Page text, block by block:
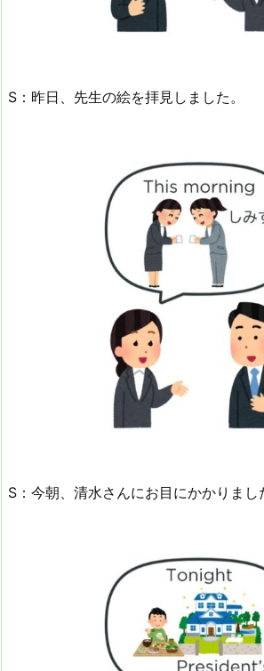
S：昨日、先生の絵を拝見しました。
S：今朝、清水さんにお目にかかりまし